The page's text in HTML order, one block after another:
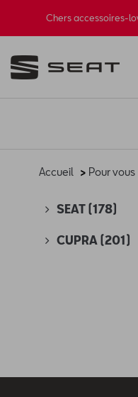
Chers accessoires-
Accueil > Pour vous
SEAT (178)
CUPRA (201)